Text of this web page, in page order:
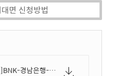
면 신청방법
[▶사진 크게보기]BNK-경남은행-희망플러스-특례보증-신청방법-01.webp